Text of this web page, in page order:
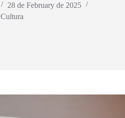
28 de February de 2025
Cultura